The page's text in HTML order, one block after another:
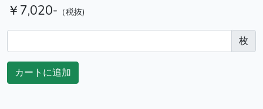
￥7,020- （税抜)
枚
カートに追加